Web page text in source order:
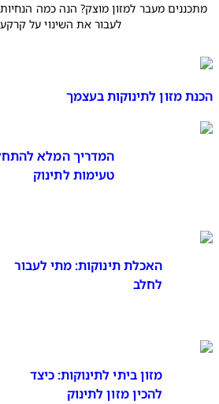
מתכננים מעבר למזון מוצק? הנה כמה הנחיות
לעבור את השינוי על
הכנת מזון לתינוקות בעצמך
המדריך המלא
טעימות לתינוק
האכלת תינוקות: מתי לעבור
לחלב
מזון ביתי לתינוקות: כיצד
להכין מזון לתינוק